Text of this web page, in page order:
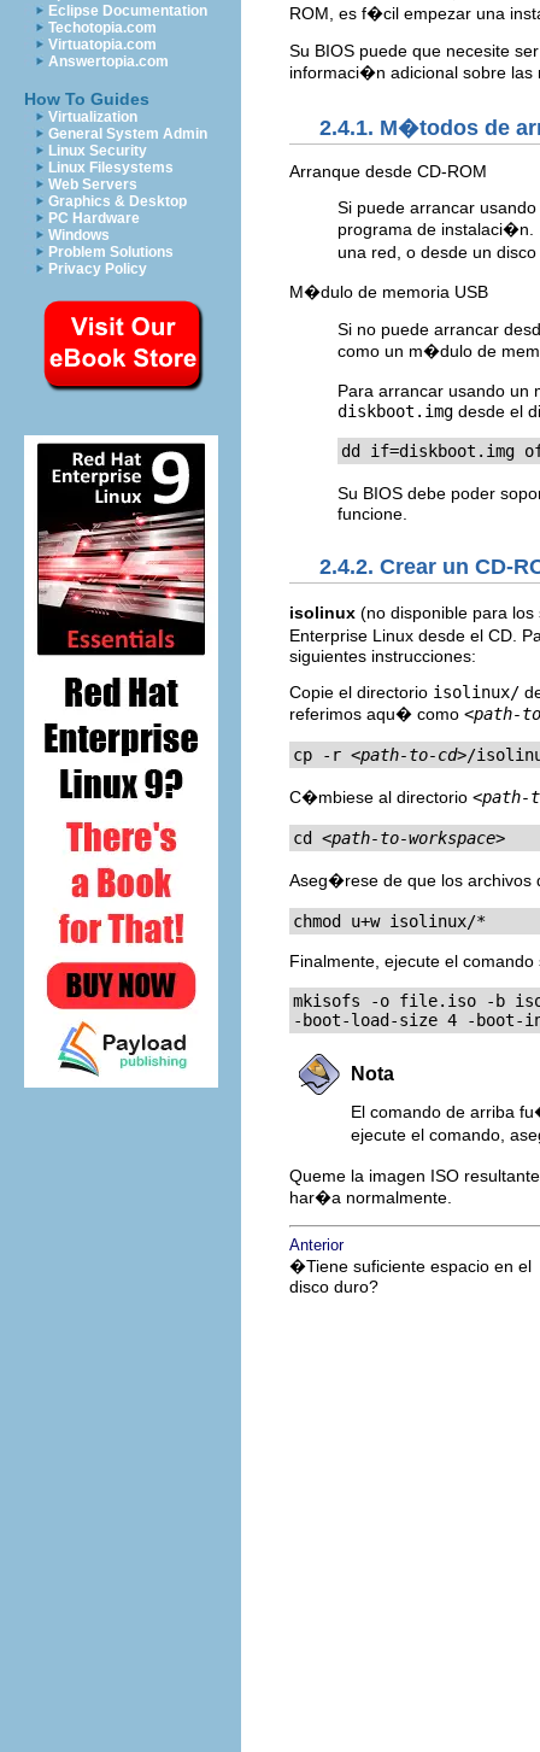
Eclipse Documentation
Techotopia.com
Virtuatopia.com
Answertopia.com
How To Guides
Virtualization
General System Admin
Linux Security
Linux Filesystems
Web Servers
Graphics & Desktop
PC Hardware
Windows
Problem Solutions
Privacy Policy
ROM, es f�cil empezar una
Su BIOS puede que necesite
informaci�n adicional sobre las
2.4.1. M�todos de
Arranque desde CD-ROM
Si puede arrancar
programa de
una red, o desde un
M�dulo de memoria USB
Si no puede arrancar
como un m�dulo de
Para arrancar usando
diskboot.img desde el
dd if=diskboot.img
Su BIOS debe poder
funcione.
2.4.2. Crear un CD-
isolinux (no disponible para
Enterprise Linux desde el CD.
siguientes instrucciones:
Copie el directorio isolinux/
referimos aqu� como <path-
cp -r <path-to-cd>/
C�mbiese al directorio <path-
cd <path-to-workspace>
Aseg�rese de que los archivos
chmod u+w isolinux/*
Finalmente, ejecute el
mkisofs -o file.iso -b
-boot-load-size 4 -
Nota
El comando de arriba
ejecute el comando,
Queme la imagen ISO
har�a normalmente.
Anterior
�Tiene suficiente espacio en el
disco duro?